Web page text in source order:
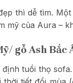
thì dễ tìm.
mỹ của Aura –
gỗ Ash Bắc
định tuổi thọ